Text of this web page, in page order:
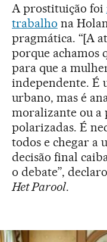
A prostituição foi
trabalho na
pragmática. “[A
porque achamos
para que a
independente. É
urbano, mas é
moralizante ou a
polarizadas. É
todos e chegar a
decisão final
o debate”,
Het Parool.